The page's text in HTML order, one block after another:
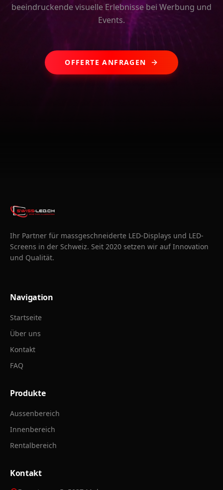
beeindruckende visuelle Erlebnisse bei Werbung und
Events.
OFFERTE ANFRAGEN
Ihr Partner für massgeschneiderte LED-Displays und LED-
Screens in der Schweiz. Seit 2020 setzen wir auf Innovation
und Qualität.
Navigation
Startseite
Über uns
Kontakt
FAQ
Produkte
Aussenbereich
Innenbereich
Rentalbereich
Kontakt